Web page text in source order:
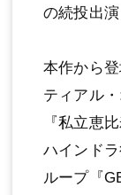
の続投出演
本作から
ティアル
『私⽴恵
ハインド
ループ『